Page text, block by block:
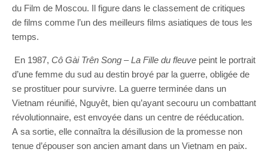
du Film de Moscou. Il figure dans le classement de critiques
de films comme l’un des meilleurs films asiatiques de tous les
temps.
En 1987, Cô Gài Trên Song –La Fille du fleuve peint le portrait
d’une femme du sud au destin broyé par la guerre, obligée de
se prostituer pour survivre. La guerre terminée dans un
Vietnam réunifié, Nguyêt, bien qu’ayant secouru un combattant
révolutionnaire, est envoyée dans un centre de rééducation.
A sa sortie, elle connaîtra la désillusion de la promesse non
tenue d’épouser son ancien amant dans un Vietnam en paix.